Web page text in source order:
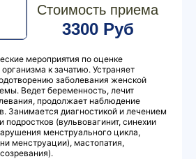
Стоимость приема
3300 Руб
мероприятия по оценке
к зачатию. Устраняет
заболевания женской
Ведет беременность, лечит
продолжает наблюдение
Занимается диагностикой и лечением
подростков (вульвовагинит, синехии
менструального цикла,
менструации), мастопатия,